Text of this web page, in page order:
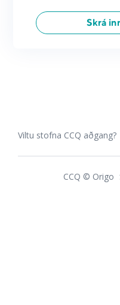
Skrá
CCQ © Origo
Viltu stofna CCQ aðgang?